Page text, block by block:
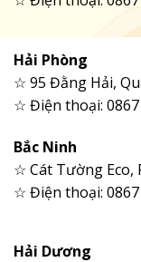
Hải Phòng
☆ 95 Đằng Hải,
☆ Điện thoại: 0867
Bắc Ninh
☆ Cát Tường Eco,
☆ Điện thoại: 0867
Hải Dương